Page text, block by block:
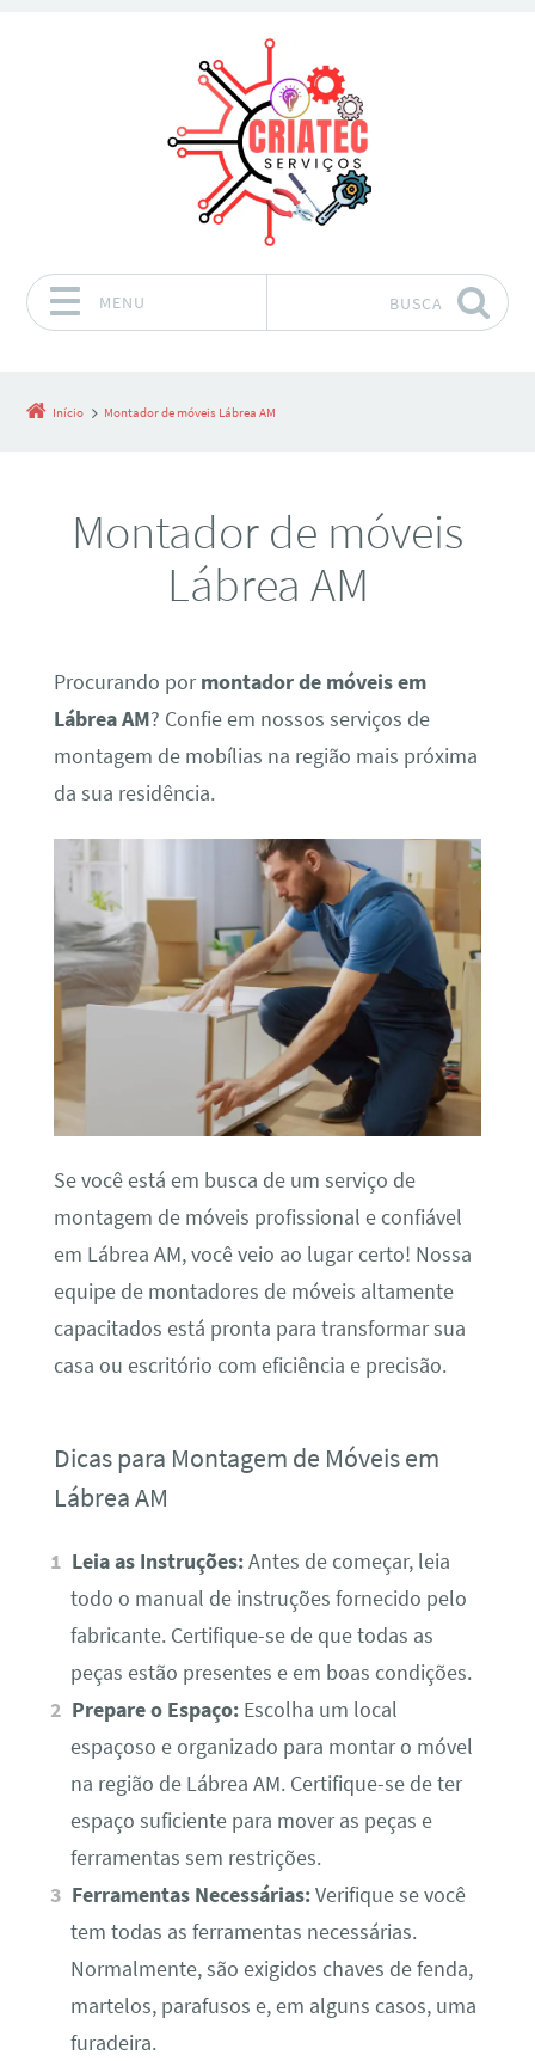
MENU BUSCA
Início Montador de móveis Lábrea AM
Montador de móveis
Lábrea AM
Procurando pormontador de móveis em
Lábrea AM? Confie em nossos serviços de
montagem de mobílias na região mais próxima
da sua residência.
Se você está em busca de um serviço de
montagem de móveis profissional e confiável
em Lábrea AM, você veio ao lugar certo! Nossa
equipe de montadores de móveis altamente
capacitados está pronta para transformar sua
casa ou escritório com eficiência e precisão.
Dicas para Montagem de Móveis em
Lábrea AM
Leia as Instruções:Antes de começar, leia
todo o manual de instruções fornecido pelo
fabricante. Certifique-se de que todas as
peças estão presentes e em boas condições.
Prepare o Espaço: Escolha um local
espaçoso e organizado para montar o móvel
na região de Lábrea AM. Certifique-se de ter
espaço suficiente para mover as peças e
ferramentas sem restrições.
Ferramentas Necessárias:Verifique se você
tem todas as ferramentas necessárias.
Normalmente, são exigidos chaves de fenda,
martelos, parafusos e, em alguns casos, uma
furadeira.